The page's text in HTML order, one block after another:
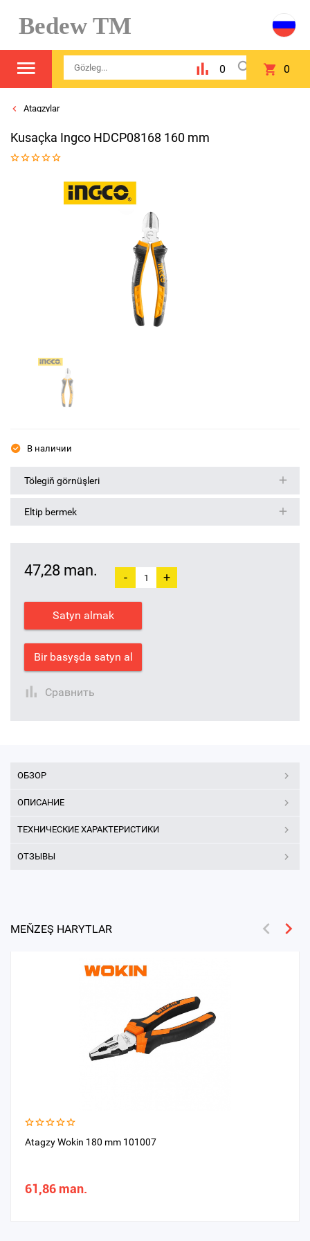
Bedew TM
0 0
Atagzylar
Kusaçka Ingсo HDCP08168 160 mm
В наличии
Tölegiň görnüşleri
Eltip bermek
47,28 man. - +
Satyn almak
Bir basyşda satyn al
Сравнить
ОБЗОР
ОПИСАНИЕ
ТЕХНИЧЕСКИЕ ХАРАКТЕРИСТИКИ
ОТЗЫВЫ
MEŇZEŞ HARYTLAR
Atagzy Wokin 180 mm 101007
61,86 man.